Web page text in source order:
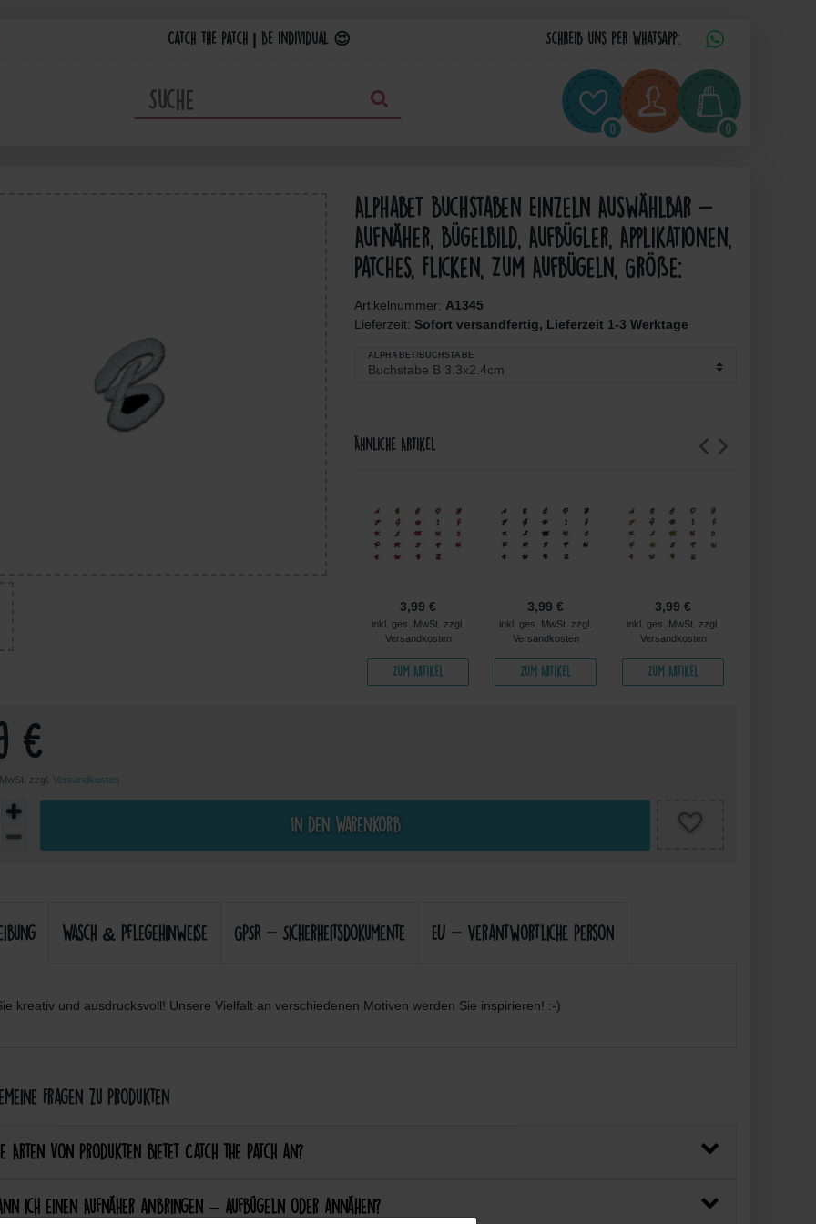
Catch the Patch | Be individual 😍 Schreib uns per Whatsapp:
0 0
Alphabet Buchstaben Einzeln Auswählbar -
Aufnäher, Bügelbild, Aufbügler, Applikationen,
Patches, Flicken, Zum Aufbügeln, Größe:
Artikelnummer: A1345
Lieferzeit: Sofort versandfertig, Lieferzeit 1-3 Werktage
ALPHABET/BUCHSTABE
Ähnliche Artikel
3,99 €
inkl. ges. MwSt. zzgl.
Versandkosten
Zum Artikel
3,99 €
inkl. ges. MwSt. zzgl.
Versandkosten
Zum Artikel
3,99 €
inkl. ges. MwSt. zzgl.
Versandkosten
Zum Artikel
€
zzgl. Versandkosten
In den Warenkorb
Wasch & Pflegehinweise GPSR - Sicherheitsdokumente EU - Verantwortliche Person
kreativ und ausdrucksvoll! Unsere Vielfalt an verschiedenen Motiven werden Sie inspirieren! :-)
Fragen zu Produkten
Arten von Produkten bietet Catch the Patch an?
ich einen Aufnäher anbringen – aufbügeln oder annähen?